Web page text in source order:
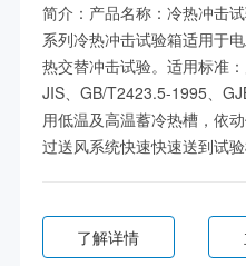
简介：产品名称：冷热冲击
系列冷热冲击试验箱适用于
热交替冲击试验。适用标准
JIS、GB/T2423.5-1995、
用低温及高温蓄冷热槽，依
过送风系统快速快速送到试
了解详情